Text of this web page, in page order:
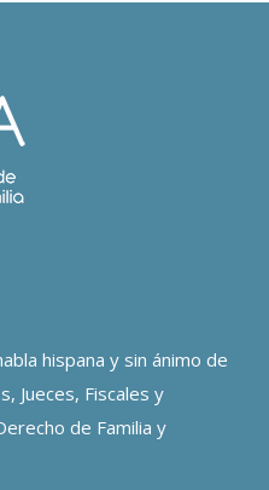
hispana y sin ánimo de
Jueces, Fiscales y
de Familia y